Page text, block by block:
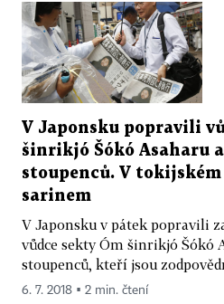
V Japonsku popravili
šinrikjó Šókó Asaharu
stoupenců. V
sarinem
V Japonsku v pátek popravili
vůdce sekty Óm šinrikjó Šókó
stoupenců, kteří jsou
6. 7. 2018 ▪ 2 min. čtení